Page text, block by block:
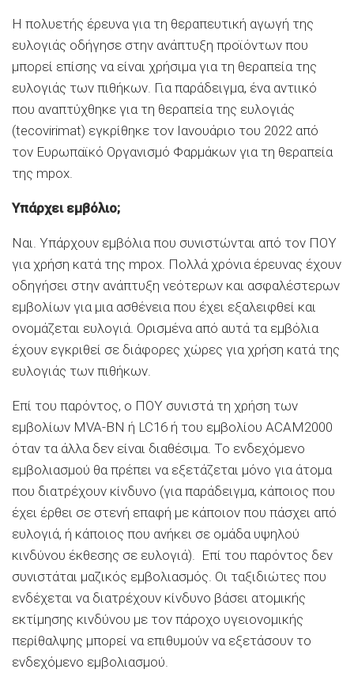
Η πολυετής έρευνα για τη θεραπευτική αγωγή της
ευλογιάς οδήγησε στην ανάπτυξη προϊόντων που
μπορεί επίσης να είναι χρήσιμα για τη θεραπεία της
ευλογιάς των πιθήκων. Για παράδειγμα, ένα αντιικό
που αναπτύχθηκε για τη θεραπεία της ευλογιάς
(tecovirimat) εγκρίθηκε τον Ιανουάριο του 2022 από
τον Ευρωπαϊκό Οργανισμό Φαρμάκων για τη θεραπεία
της mpox.
Υπάρχει εμβόλιο;
Ναι. Υπάρχουν εμβόλια που συνιστώνται από τον ΠΟΥ
για χρήση κατά της mpox. Πολλά χρόνια έρευνας έχουν
οδηγήσει στην ανάπτυξη νεότερων και ασφαλέστερων
εμβολίων για μια ασθένεια που έχει εξαλειφθεί και
ονομάζεται ευλογιά. Ορισμένα από αυτά τα εμβόλια
έχουν εγκριθεί σε διάφορες χώρες για χρήση κατά της
ευλογιάς των πιθήκων.
Επί του παρόντος, ο ΠΟΥ συνιστά τη χρήση των
εμβολίων MVA-BN ή LC16 ή του εμβολίου ACAM2000
όταν τα άλλα δεν είναι διαθέσιμα. Το ενδεχόμενο
εμβολιασμού θα πρέπει να εξετάζεται μόνο για άτομα
που διατρέχουν κίνδυνο (για παράδειγμα, κάποιος που
έχει έρθει σε στενή επαφή με κάποιον που πάσχει από
ευλογιά, ή κάποιος που ανήκει σε ομάδα υψηλού
κινδύνου έκθεσης σε ευλογιά). Επί του παρόντος δεν
συνιστάται μαζικός εμβολιασμός. Οι ταξιδιώτες που
ενδέχεται να διατρέχουν κίνδυνο βάσει ατομικής
εκτίμησης κινδύνου με τον πάροχο υγειονομικής
περίθαλψης μπορεί να επιθυμούν να εξετάσουν το
ενδεχόμενο εμβολιασμού.